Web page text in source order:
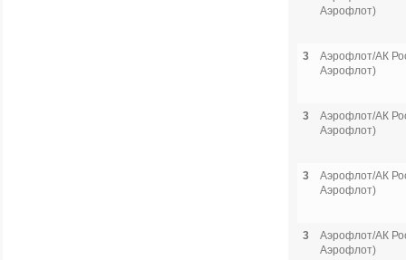
Аэрофлот)
3
Аэрофлот/АК
Аэрофлот)
3
Аэрофлот/АК
Аэрофлот)
3
Аэрофлот/АК
Аэрофлот)
3
Аэрофлот/АК
Аэрофлот)